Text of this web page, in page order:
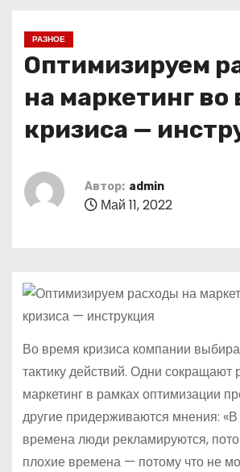
РАЗНОЕ
Оптимизируем
на маркетинг во
кризиса —
Автор: admin
Май 11, 2022
Во время кризиса компании
тактику действий. Одни сокращают
маркетинг в рамках оптимизации
другие придерживаются мнения:
времена люди рекламируются,
плохие времена — потому что не